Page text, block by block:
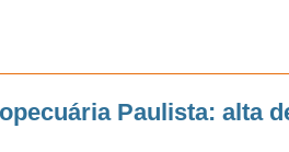
Paulista: alta